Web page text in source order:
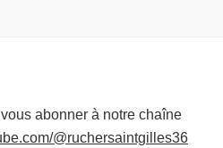
abonner à notre chaîne
@ruchersaintgilles36